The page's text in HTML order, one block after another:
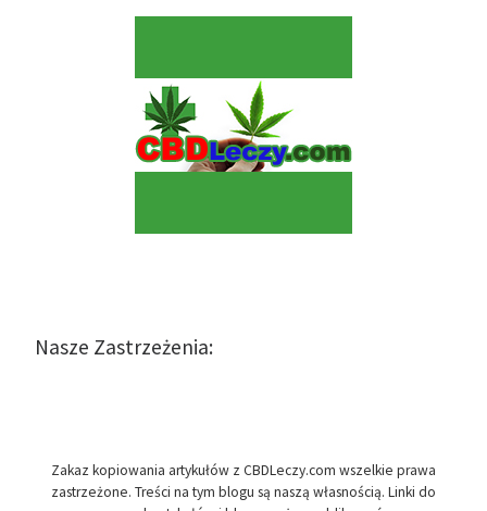
Nasze Zastrzeżenia:
Zakaz kopiowania artykułów z CBDLeczy.com wszelkie prawa
zastrzeżone. Treści na tym blogu są naszą własnością. Linki do